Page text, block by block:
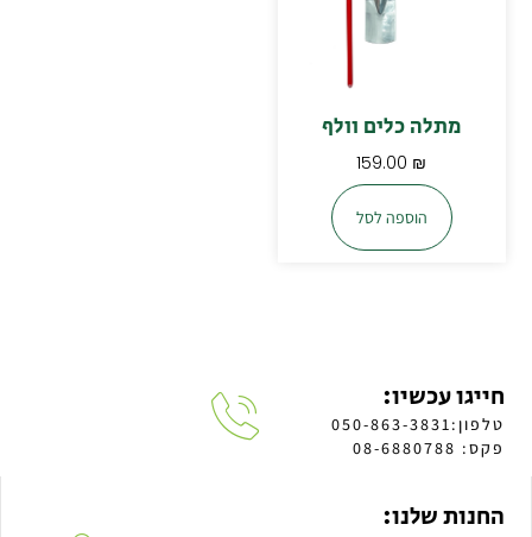
מתלה כלים וולף
159.00 ₪
הוספה לסל
חייגו עכשיו:
טלפון:050-863-3831
פקס: 08-6880788
החנות שלנו: